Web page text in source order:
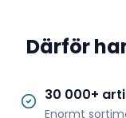
Därför
30 000+
Enormt